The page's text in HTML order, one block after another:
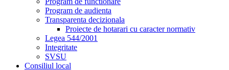
Program de audienta
Transparenta decizionala
Proiecte de hotarari cu caracter normativ
Legea 544/2001
Integritate
SVSU
Consiliul local